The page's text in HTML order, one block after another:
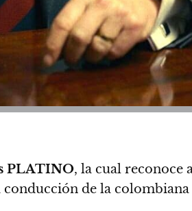
PLATINO, la cual reconoce
conducción de la colombiana